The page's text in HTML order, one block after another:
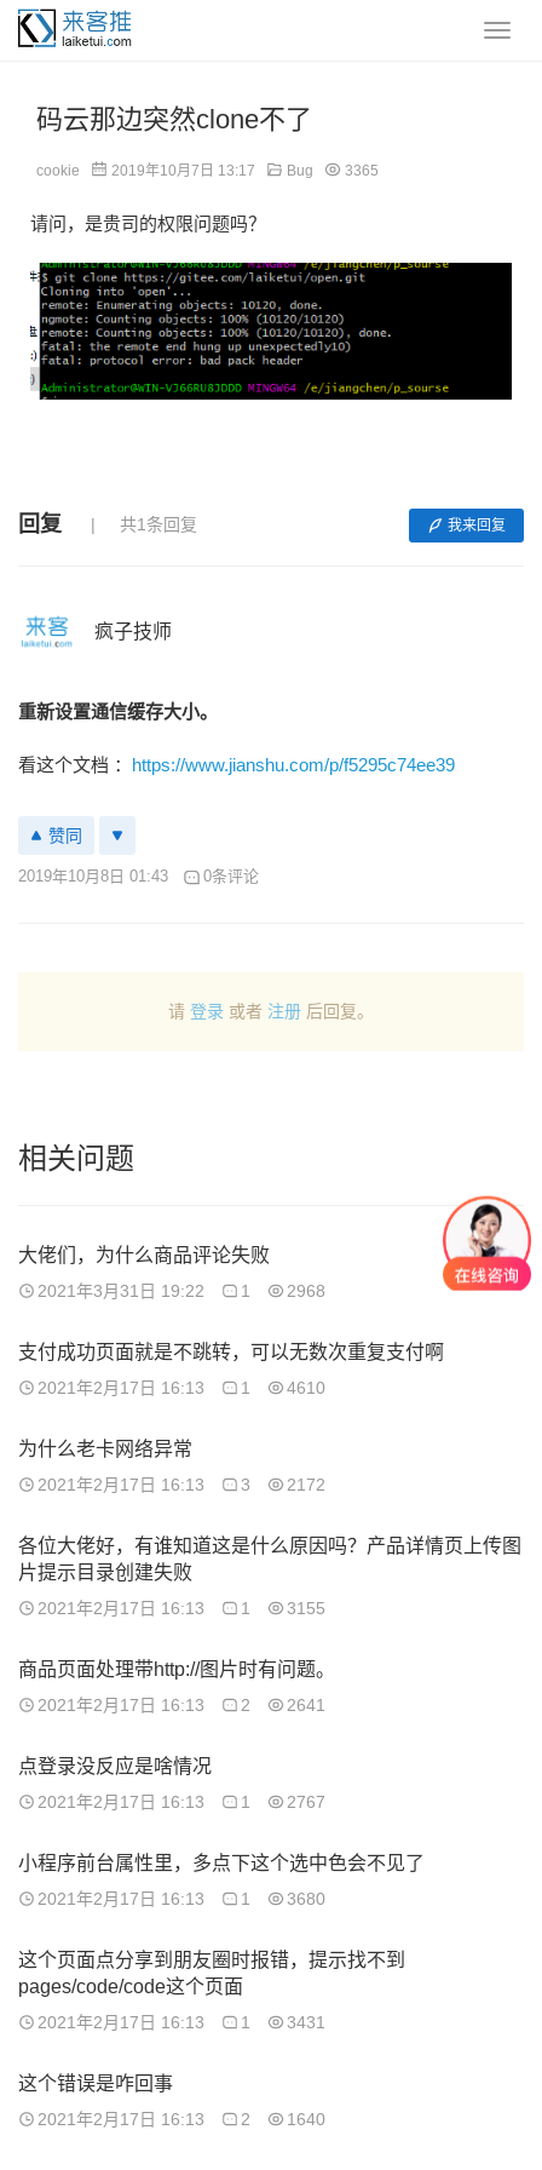
码云那边突然clone不了
cookie 2019年10月7日 13:17 Bug 3365
请问，是贵司的权限问题吗？
回复 共1条回复 我来回复
疯子技师
重新设置通信缓存大小。
看这个文档 ： https://www.jianshu.com/p/f5295c74ee39
赞同
2019年10月8日 01:43 0条评论
请 登录 或者 注册 后回复。
相关问题
大佬们，为什么商品评论失败
2021年3月31日 19:22 1 2968
支付成功页面就是不跳转，可以无数次重复支付啊
2021年2月17日 16:13 1 4610
为什么老卡网络异常
2021年2月17日 16:13 3 2172
各位大佬好，有谁知道这是什么原因吗？产品详情页上传图
片提示目录创建失败
2021年2月17日 16:13 1 3155
商品页面处理带http://图片时有问题。
2021年2月17日 16:13 2 2641
点登录没反应是啥情况
2021年2月17日 16:13 1 2767
小程序前台属性里，多点下这个选中色会不见了
2021年2月17日 16:13 1 3680
这个页面点分享到朋友圈时报错，提示找不到
pages/code/code这个页面
2021年2月17日 16:13 1 3431
这个错误是咋回事
2021年2月17日 16:13 2 1640